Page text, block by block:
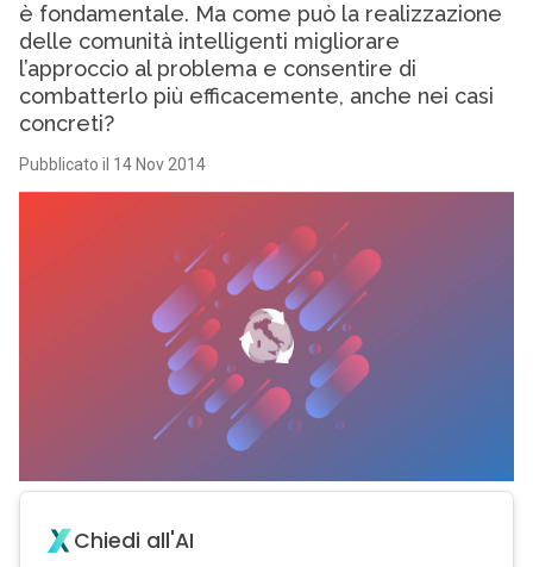
è fondamentale. Ma come può la realizzazione
delle comunità intelligenti migliorare
l’approccio al problema e consentire di
combatterlo più efficacemente, anche nei casi
concreti?
Pubblicato il 14 Nov 2014
Chiedi all'AI